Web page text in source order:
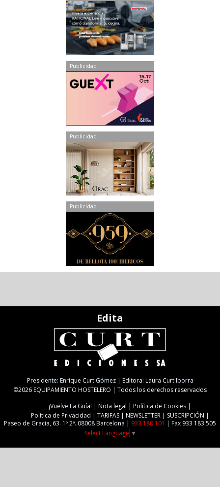
Publicidad
Publicidad
Publicidad
Edita
Presidente: Enrique Curt Gómez | Editora: Laura Curt Iborra
©2026 EQUIPAMIENTO HOSTELERO | Todos los derechos reservados
¡Vuelve La Guía!
Nota legal
Política de Cookies
Política de Privacidad
TARIFAS NEWSLETTER
SUSCRIPCIÓN
Paseo de Gracia, 63. 1º 2ª. 08008 Barcelona | 933 180 101 | Fax 933 183 505
Select Language ▼